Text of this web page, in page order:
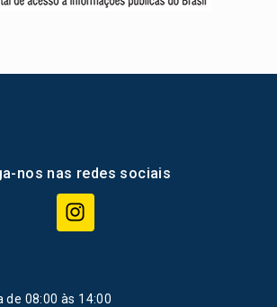
nos nas redes sociais
de 08:00 às 14:00